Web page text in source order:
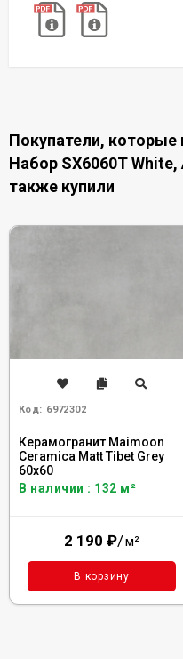
Покупатели, которые
Набор SX6060T
также купили
Код: 6972302
Керамогранит Maimoon
Ceramica Matt Tibet Grey
60x60
В наличии : 132 м²
2 190 ₽/м²
В корзину